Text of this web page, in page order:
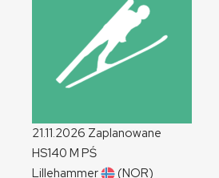
21.11.2026 Zaplanowane
HS140 M PŚ
Lillehammer
(NOR)